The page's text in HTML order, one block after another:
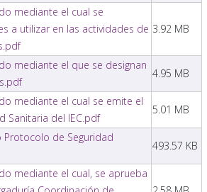
mediante el cual se
a utilizar en las actividades de 3.92 MB
mediante el que se designan
4.95 MB
mediante el cual se emite el
Sanitaria del IEC.pdf
5.01 MB
Protocolo de Seguridad
493.57 KB
mediante el cual, se aprueba